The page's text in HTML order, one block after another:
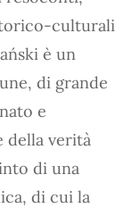
culturali
è un
di grande
e
della verità
di una
di cui la